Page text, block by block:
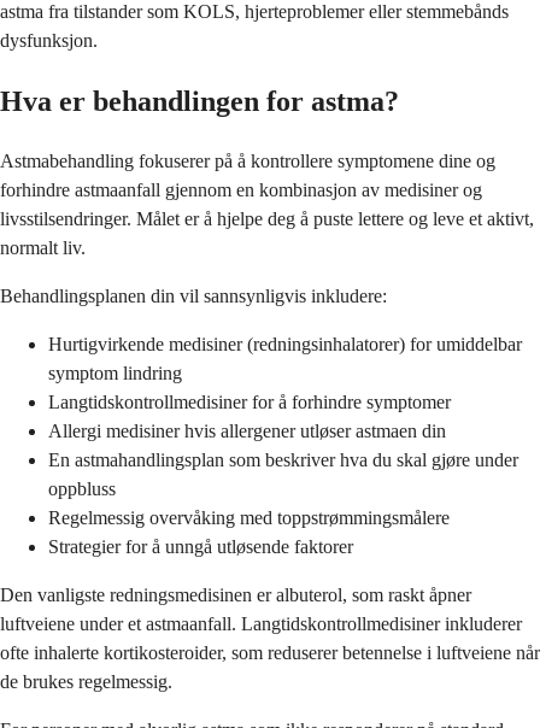
astma fra tilstander som KOLS, hjerteproblemer eller stemmebånds
dysfunksjon.
Hva er behandlingen for astma?
Astmabehandling fokuserer på å kontrollere symptomene dine og
forhindre astmaanfall gjennom en kombinasjon av medisiner og
livsstilsendringer. Målet er å hjelpe deg å puste lettere og leve et aktivt,
normalt liv.
Behandlingsplanen din vil sannsynligvis inkludere:
Hurtigvirkende medisiner (redningsinhalatorer) for umiddelbar
symptom lindring
Langtidskontrollmedisiner for å forhindre symptomer
Allergi medisiner hvis allergener utløser astmaen din
En astmahandlingsplan som beskriver hva du skal gjøre under
oppbluss
Regelmessig overvåking med toppstrømmingsmålere
Strategier for å unngå utløsende faktorer
Den vanligste redningsmedisinen er albuterol, som raskt åpner
luftveiene under et astmaanfall. Langtidskontrollmedisiner inkluderer
ofte inhalerte kortikosteroider, som reduserer betennelse i luftveiene når
de brukes regelmessig.